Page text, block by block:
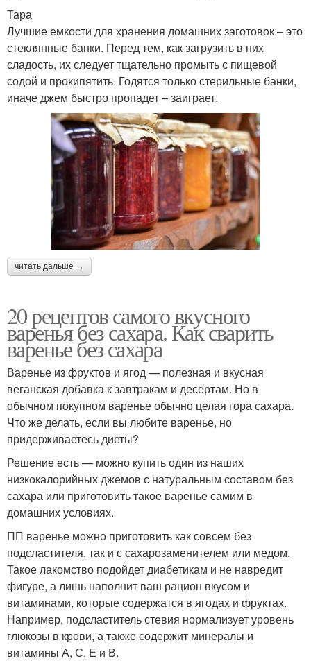
Тара
Лучшие емкости для хранения домашних заготовок – это
стеклянные банки. Перед тем, как загрузить в них
сладость, их следует тщательно промыть с пищевой
содой и прокипятить. Годятся только стерильные банки,
иначе джем быстро пропадет – заиграет.
читать дальше →
20 рецептов самого вкусного
варенья без сахара. Как сварить
варенье без сахара
Варенье из фруктов и ягод — полезная и вкусная
веганская добавка к завтракам и десертам. Но в
обычном покупном варенье обычно целая гора сахара.
Что же делать, если вы любите варенье, но
придерживаетесь диеты?
Решение есть — можно купить один из наших
низкокалорийных джемов с натуральным составом без
сахара или приготовить такое варенье самим в
домашних условиях.
ПП варенье можно приготовить как совсем без
подсластителя, так и с сахарозаменителем или медом.
Такое лакомство подойдет диабетикам и не навредит
фигуре, а лишь наполнит ваш рацион вкусом и
витаминами, которые содержатся в ягодах и фруктах.
Например, подсластитель стевия нормализует уровень
глюкозы в крови, а также содержит минералы и
витамины А, С, Е и В.